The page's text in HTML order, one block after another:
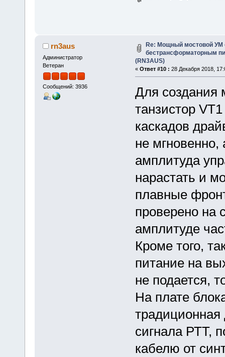
rn3aus
Администратор
Ветеран
Сообщений: 3936
Re: Мощный мостовой УМ
бестрансформаторным
(RN3AUS)
« Ответ #10 : 28 Декабря 2018,
Для создания
танзистор
каскадов
не
амплитуда
нарастать и
плавные
проверено на
амплитуде
Кроме того,
питание на
не подается,
На плате
сигнала РТТ,
кабелю от